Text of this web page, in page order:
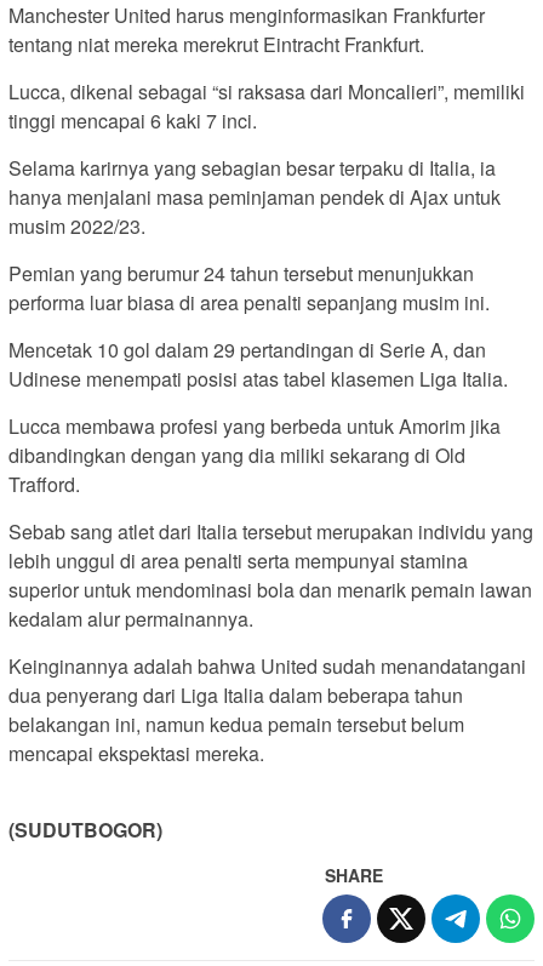
Manchester United harus menginformasikan Frankfurter
tentang niat mereka merekrut Eintracht Frankfurt.
Lucca, dikenal sebagai “si raksasa dari Moncalieri”, memiliki
tinggi mencapai 6 kaki 7 inci.
Selama karirnya yang sebagian besar terpaku di Italia, ia
hanya menjalani masa peminjaman pendek di Ajax untuk
musim 2022/23.
Pemian yang berumur 24 tahun tersebut menunjukkan
performa luar biasa di area penalti sepanjang musim ini.
Mencetak 10 gol dalam 29 pertandingan di Serie A, dan
Udinese menempati posisi atas tabel klasemen Liga Italia.
Lucca membawa profesi yang berbeda untuk Amorim jika
dibandingkan dengan yang dia miliki sekarang di Old
Trafford.
Sebab sang atlet dari Italia tersebut merupakan individu yang
lebih unggul di area penalti serta mempunyai stamina
superior untuk mendominasi bola dan menarik pemain lawan
kedalam alur permainannya.
Keinginannya adalah bahwa United sudah menandatangani
dua penyerang dari Liga Italia dalam beberapa tahun
belakangan ini, namun kedua pemain tersebut belum
mencapai ekspektasi mereka.
(SUDUTBOGOR)
SHARE